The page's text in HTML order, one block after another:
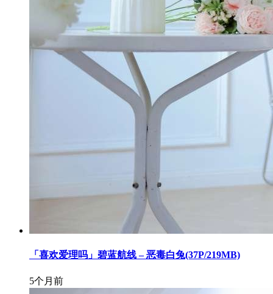
「喜欢爱理吗」碧蓝航线 – 恶毒白兔(37P/219MB)
5个月前